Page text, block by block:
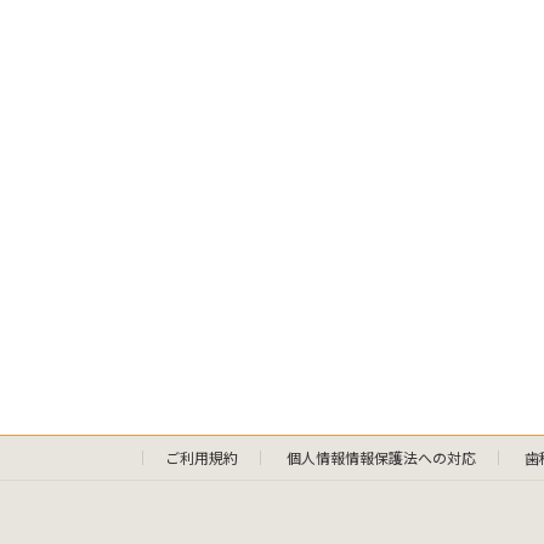
ご利用規約 個人情報情報保護法への対応 歯